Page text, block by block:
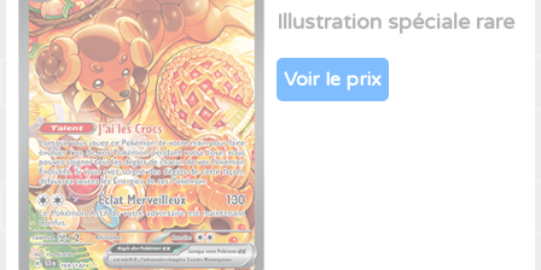
Illustration spéciale rare
Voir le prix